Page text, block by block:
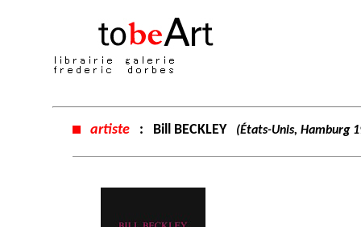
artiste : Bill BECKLEY (États-Unis, Hamburg